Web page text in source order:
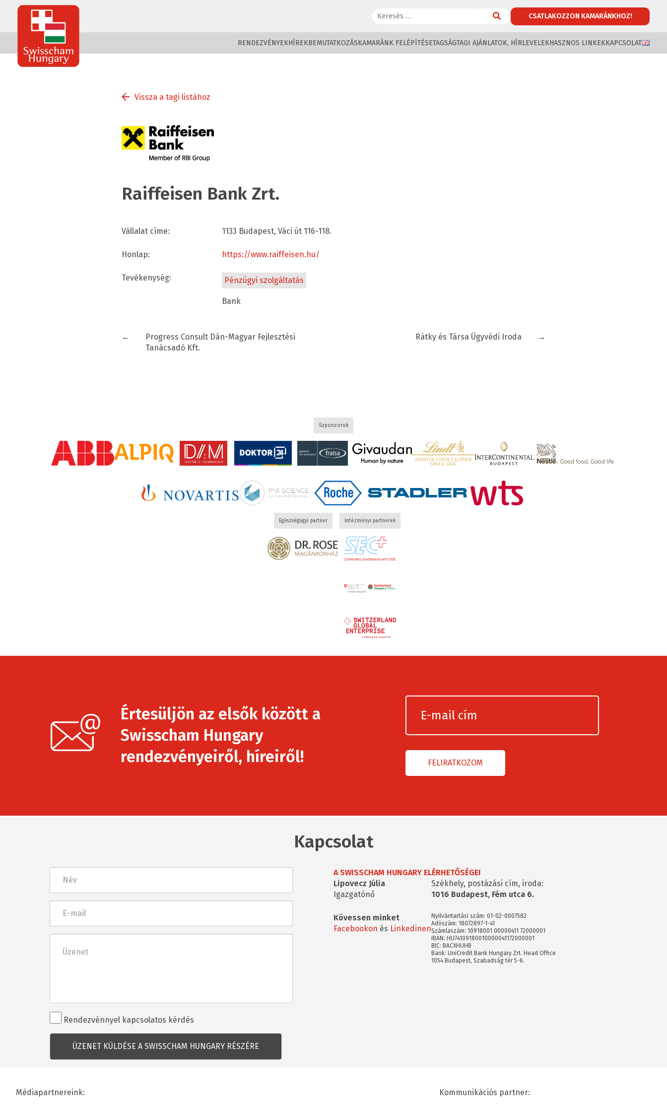
Swisscham
Hungary
Keresés: CSATLAKOZZON KAMARÁNKHOZ!
RENDEZVÉNYEKHÍREKBEMUTATKOZÁSKAMARÁNK FELÉPÍTÉSETAGSÁGTAGI AJÁNLATOK, HÍRLEVELEKHASZNOS LINKEKKAPCSOLAT
Vissza a tagi listához
Raiffeisen Bank Zrt.
Vállalat címe: 1133 Budapest, Váci út 116-118.
Honlap: https://www.raiffeisen.hu/
Tevékenység: Pénzügyi szolgáltatás
Bank
←
Progress Consult Dán-Magyar Fejlesztési
Tanácsadó Kft.
→
Rátky és Társa Ügyvédi Iroda
Szponzorok
Egészségügyi partner Intézményi partnerek
Értesüljön az elsők között a
Swisscham Hungary
rendezvényeiről, híreiről!
Kapcsolat
mail
Rendezvénnyel
kapcsolatos
kérdés
Rendezvénnyel kapcsolatos kérdés
A SWISSCHAM HUNGARY ELÉRHETŐSÉGEI
Lipovecz Júlia
Igazgatónő
Kövessen minket
Facebookon és Linkedinen
Székhely, postázási cím, iroda:
1016 Budapest, Fém utca 6.
Nyilvántartási szám: 01-02-0007582
Adószám: 18072897-1-41
Számlaszám: 10918001 00000411 72000001
IBAN: HU74109180010000041172000001
BIC: BACXHUHB
Bank: UniCredit Bank Hungary Zrt. Head Office
1054 Budapest, Szabadság tér 5-6.
Médiapartnereink: Kommunikációs partner: